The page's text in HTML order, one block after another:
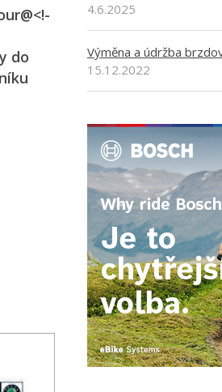
do
4.6.2025
Výměna a údržba
15.12.2022